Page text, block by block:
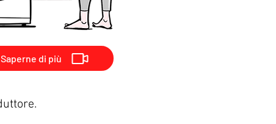
Saperne di più